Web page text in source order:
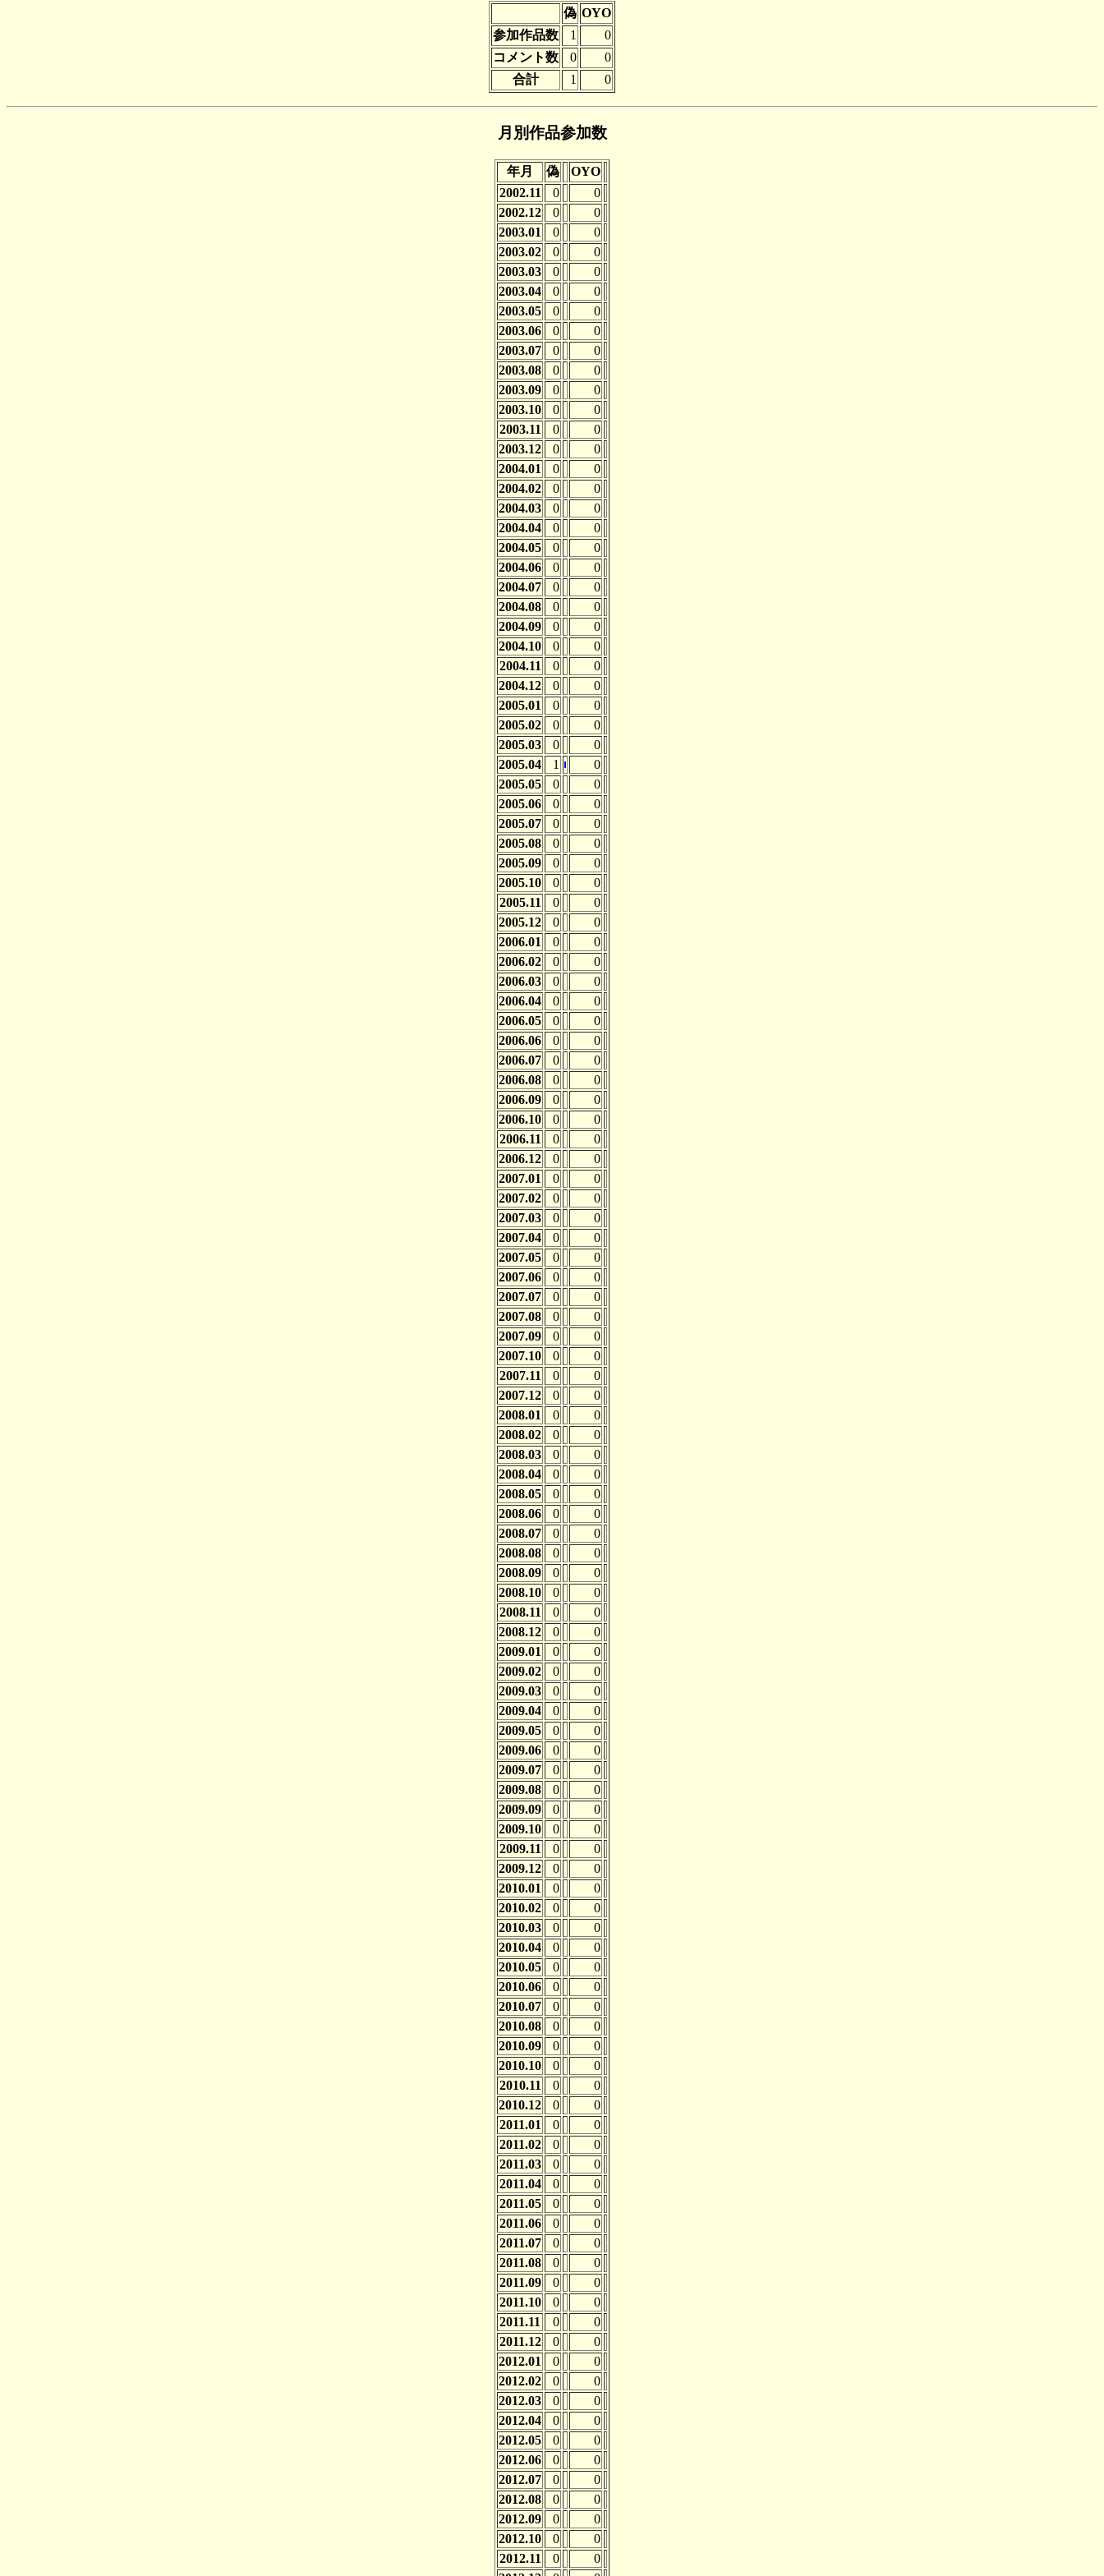
偽 OYO
参加作品数
1
0
コメント数
0
0
合計
1 0
月別作品参加数
年月 偽
OYO
2002.11
0
0
2002.12
0
0
2003.01
0
0
2003.02
0
0
2003.03
0
0
2003.04
0
0
2003.05
0
0
2003.06
0
0
2003.07
0
0
2003.08
0
0
2003.09
0
0
2003.10
0
0
2003.11
0
0
2003.12
0
0
2004.01
0
0
2004.02
0
0
2004.03
0
0
2004.04
0
0
2004.05
0
0
2004.06
0
0
2004.07
0
0
2004.08
0
0
2004.09
0
0
2004.10
0
0
2004.11
0
0
2004.12
0
0
2005.01
0
0
2005.02
0
0
2005.03
0
0
2005.04
1
0
2005.05
0
0
2005.06
0
0
2005.07
0
0
2005.08
0
0
2005.09
0
0
2005.10
0
0
2005.11
0
0
2005.12
0
0
2006.01
0
0
2006.02
0
0
2006.03
0
0
2006.04
0
0
2006.05
0
0
2006.06
0
0
2006.07
0
0
2006.08
0
0
2006.09
0
0
2006.10
0
0
2006.11
0
0
2006.12
0
0
2007.01
0
0
2007.02
0
0
2007.03
0
0
2007.04
0
0
2007.05
0
0
2007.06
0
0
2007.07
0
0
2007.08
0
0
2007.09
0
0
2007.10
0
0
2007.11
0
0
2007.12
0
0
2008.01
0
0
2008.02
0
0
2008.03
0
0
2008.04
0
0
2008.05
0
0
2008.06
0
0
2008.07
0
0
2008.08
0
0
2008.09
0
0
2008.10
0
0
2008.11
0
0
2008.12
0
0
2009.01
0
0
2009.02
0
0
2009.03
0
0
2009.04
0
0
2009.05
0
0
2009.06
0
0
2009.07
0
0
2009.08
0
0
2009.09
0
0
2009.10
0
0
2009.11
0
0
2009.12
0
0
2010.01
0
0
2010.02
0
0
2010.03
0
0
2010.04
0
0
2010.05
0
0
2010.06
0
0
2010.07
0
0
2010.08
0
0
2010.09
0
0
2010.10
0
0
2010.11
0
0
2010.12
0
0
2011.01
0
0
2011.02
0
0
2011.03
0
0
2011.04
0
0
2011.05
0
0
2011.06
0
0
2011.07
0
0
2011.08
0
0
2011.09
0
0
2011.10
0
0
2011.11
0
0
2011.12
0
0
2012.01
0
0
2012.02
0
0
2012.03
0
0
2012.04
0
0
2012.05
0
0
2012.06
0
0
2012.07
0
0
2012.08
0
0
2012.09
0
0
2012.10
0
0
2012.11
0
0